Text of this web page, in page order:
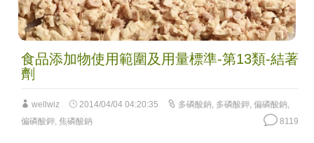
食品添加物使用範圍及用量標準-第13類-結著
劑
wellwiz 2014/04/04 04:20:35 多磷酸鈉 多磷酸鉀, 偏磷酸鈉
偏磷酸鉀, 焦磷酸鈉 8119